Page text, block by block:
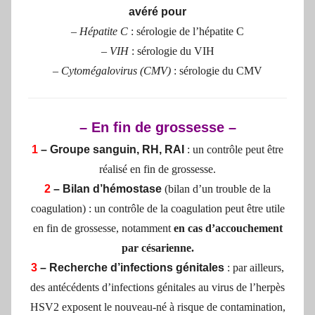
avéré pour
– Hépatite C : sérologie de l’hépatite C
– VIH: sérologie du VIH
– Cytomégalovirus (CMV) : sérologie du CMV
– En fin de grossesse –
1 – Groupe sanguin, RH, RAI : un contrôle peut être
réalisé en fin de grossesse.
2 – Bilan d’hémostase (bilan d’un trouble de la
coagulation) : un contrôle de la coagulation peut être utile
en fin de grossesse, notamment en cas d’accouchement
par césarienne.
3 – Recherche d’infections génitales : par ailleurs,
des antécédents d’infections génitales au virus de l’herpès
HSV2 exposent le nouveau-né à risque de contamination,